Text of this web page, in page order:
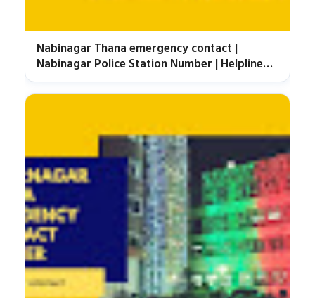
Nabinagar Thana emergency contact |
Nabinagar Police Station Number | Helpline
Brahmanbarai